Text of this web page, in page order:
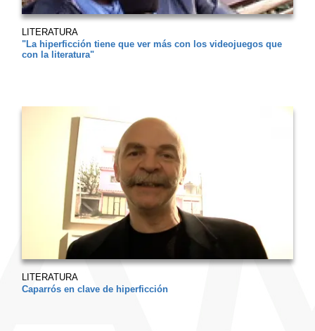
LITERATURA
"La hiperficción tiene que ver más con los videojuegos que
con la literatura"
LITERATURA
Caparrós en clave de hiperficción